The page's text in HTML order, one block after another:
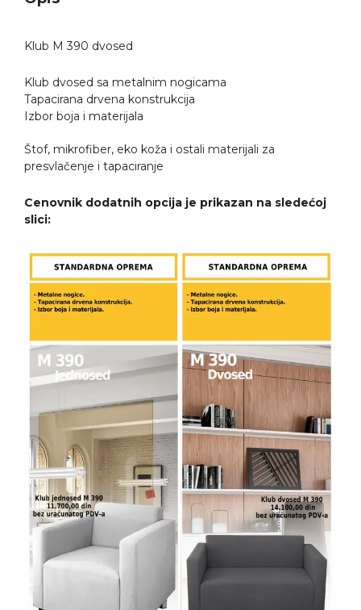
Klub M 390 dvosed
Klub dvosed sa metalnim nogicama
Tapacirana drvena konstrukcija
Izbor boja i materijala
Štof, mikrofiber, eko koža i ostali materijali za
presvlačenje i tapaciranje
Cenovnik dodatnih opcija je prikazan na sledećoj
slici: